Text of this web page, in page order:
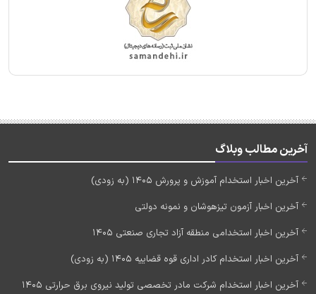
آخرین مطالب وبلاگ
آخرین اخبار استخدام آموزش و پرورش 1405 (به زودی)
آخرین اخبار آزمون تیزهوشان و نمونه دولتی
آخرین اخبار استخدامی منطقه آزاد تجاری صنعتی 1405
آخرین اخبار استخدام کادر اداری قوه قضاییه 1405 (به زودی)
آخرین اخبار استخدام شرکت مادر تخصصی تولید نیروی برق حرارتی 1405